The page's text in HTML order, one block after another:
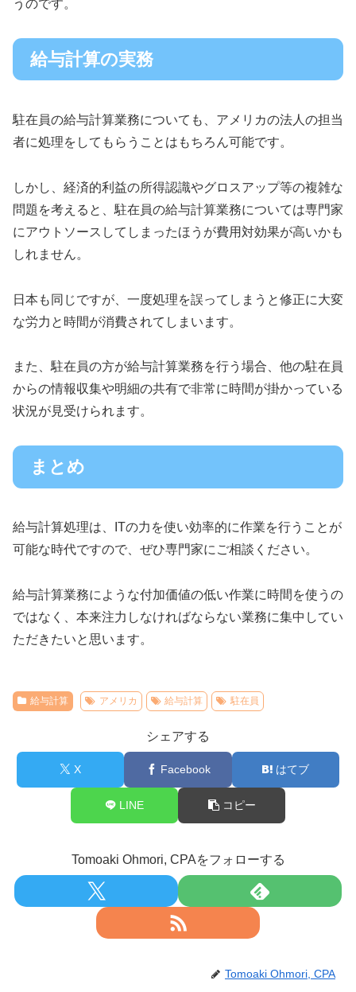
うのです。
給与計算の実務
駐在員の給与計算業務についても、アメリカの法人の担当
者に処理をしてもらうことはもちろん可能です。
しかし、経済的利益の所得認識やグロスアップ等の複雑な
問題を考えると、駐在員の給与計算業務については専門家
にアウトソースしてしまったほうが費用対効果が高いかも
しれません。
日本も同じですが、一度処理を誤ってしまうと修正に大変
な労力と時間が消費されてしまいます。
また、駐在員の方が給与計算業務を行う場合、他の駐在員
からの情報収集や明細の共有で非常に時間が掛かっている
状況が見受けられます。
まとめ
給与計算処理は、ITの力を使い効率的に作業を行うことが
可能な時代ですので、ぜひ専門家にご相談ください。
給与計算業務にような付加価値の低い作業に時間を使うの
ではなく、本来注力しなければならない業務に集中してい
ただきたいと思います。
給与計算 アメリカ 給与計算 駐在員
シェアする
X Facebook はてブ
LINE コピー
Tomoaki Ohmori, CPAをフォローする
Tomoaki Ohmori, CPA